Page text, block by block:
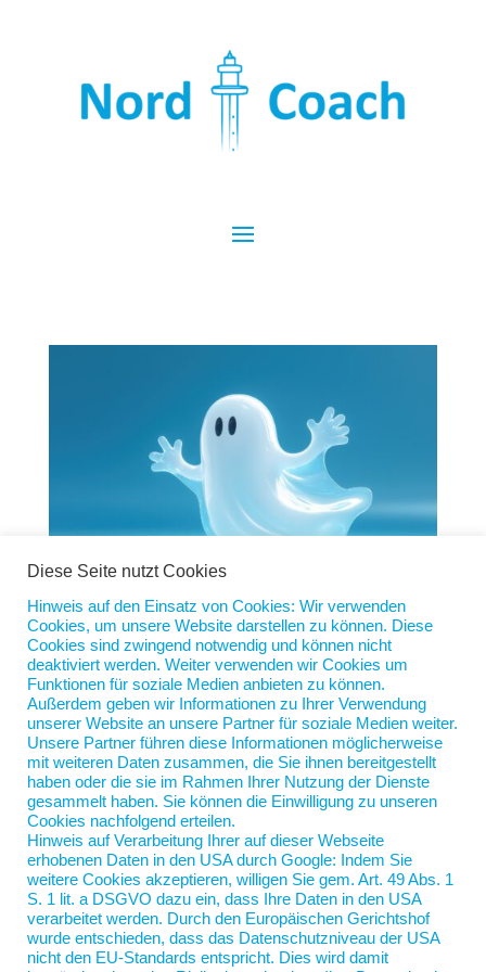
Ghosting as a Service
vonJan Scherping|4. März 2026|Diese Woche
Während meiner Zeit in der Verlagsbranche waren
die Freelancer die größte Berufsgruppe. Einige boten
sich als Autoren an, viele andere baten auf der
Buchmesse um kostenlose Besprechungsexemplare
und hielten mir dabei eine Visitenkarte mit dem
Aufdruck „Freelancer“...
Diese Seite nutzt Cookies
Hinweis auf den Einsatz von Cookies: Wir verwenden
Cookies, um unsere Website darstellen zu können. Diese
Cookies sind zwingend notwendig und können nicht
deaktiviert werden. Weiter verwenden wir Cookies um
Funktionen für soziale Medien anbieten zu können.
Außerdem geben wir Informationen zu Ihrer Verwendung
unserer Website an unsere Partner für soziale Medien weiter.
Unsere Partner führen diese Informationen möglicherweise
mit weiteren Daten zusammen, die Sie ihnen bereitgestellt
haben oder die sie im Rahmen Ihrer Nutzung der Dienste
gesammelt haben. Sie können die Einwilligung zu unseren
Cookies nachfolgend erteilen.
Hinweis auf Verarbeitung Ihrer auf dieser Webseite
erhobenen Daten in den USA durch Google: Indem Sie
weitere Cookies akzeptieren, willigen Sie gem. Art. 49 Abs. 1
S. 1 lit. a DSGVO dazu ein, dass Ihre Daten in den USA
verarbeitet werden. Durch den Europäischen Gerichtshof
wurde entschieden, dass das Datenschutzniveau der USA
nicht den EU-Standards entspricht. Dies wird damit